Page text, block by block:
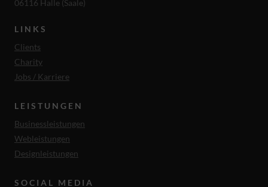
06116 Halle (Saale)
LINKS
Clients
Charity
Jobs / Karriere
LEISTUNGEN
Businessleistungen
Webleistungen
Designleistungen
SOCIAL MEDIA